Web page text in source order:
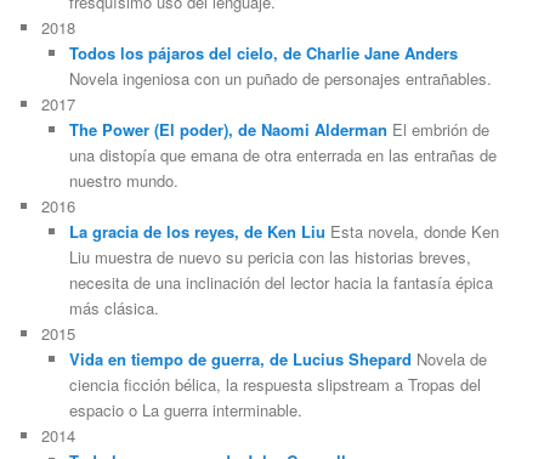
2018
Todos los pájaros del cielo, de Charlie Jane Anders
Novela ingeniosa con un puñado de personajes entrañables.
2017
The Power (El poder), de Naomi Alderman El embrión de
una distopía que emana de otra enterrada en las entrañas de
nuestro mundo.
2016
La gracia de los reyes, de Ken Liu Esta novela, donde Ken
Liu muestra de nuevo su pericia con las historias breves,
necesita de una inclinación del lector hacia la fantasía épica
más clásica.
2015
Vida en tiempo de guerra, de Lucius Shepard Novela de
ciencia ficción bélica, la respuesta slipstream a Tropas del
espacio o La guerra interminable.
2014